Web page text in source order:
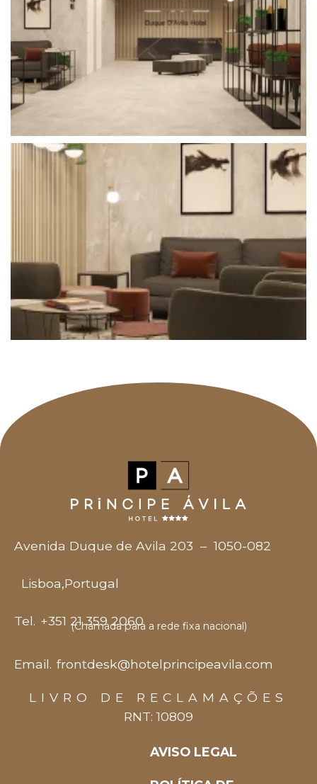
Avenida Duque de Avila 203 – 1050-082
Lisboa,Portugal
Tel. +351 21 359 2060
(Chamada para a rede fixa nacional)
Email. frontdesk@hotelprincipeavila.com
LIVRO DE RECLAMAÇÕES
RNT: 10809
AVISO LEGAL